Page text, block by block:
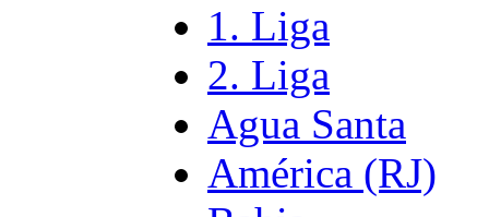
1. Liga
2. Liga
Agua Santa
América (RJ)